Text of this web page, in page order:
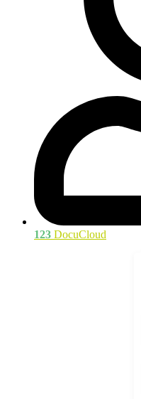
123 DocuCloud